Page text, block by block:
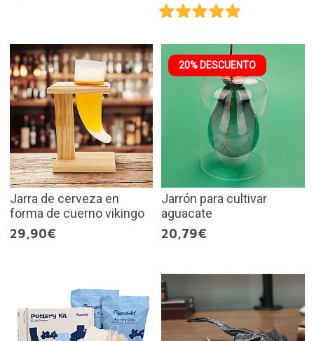
Jarra de cerveza en
forma de cuerno vikingo
29,90€
20% DESCUENTO
Jarrón para cultivar
aguacate
20,79€